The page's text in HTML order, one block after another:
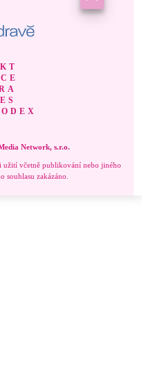
Network, s.r.o.
užití včetně publikování nebo jiného
souhlasu zakázáno.